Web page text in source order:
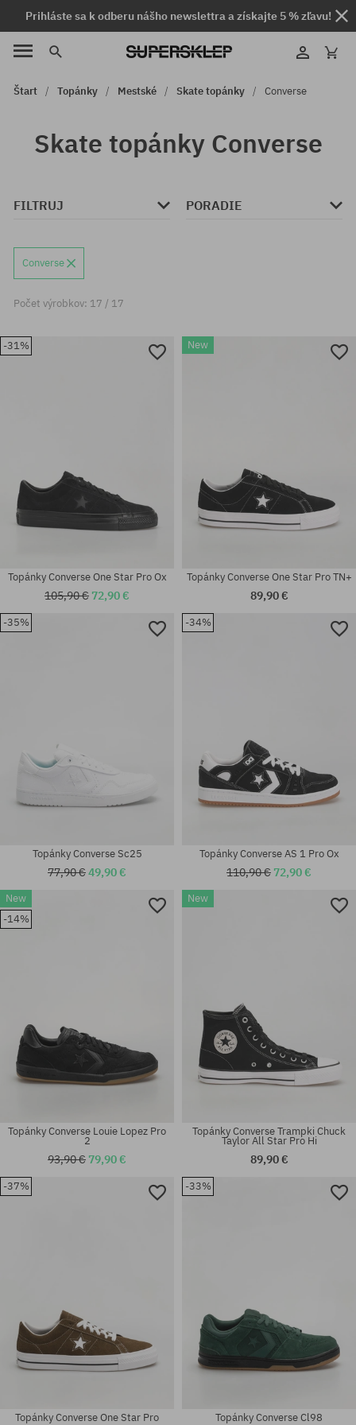
Prihláste sa k odberu nášho newslettra a získajte 5 % zľavu!
Štart Topánky Mestské Skate topánky Converse
Skate topánky Converse
FILTRUJ PORADIE
Converse
Počet výrobkov: 17 / 17
-31%
Dostupné veľkosti:
Topánky Converse One Star Pro Ox
105,90 € 72,90 €
New
Topánky Converse One Star Pro TN+
89,90 €
-35%
Topánky Converse Sc25
77,90 €49,90 €
-34%
Topánky Converse AS 1 Pro Ox
110,90 € 72,90 €
New
-14%
Topánky Converse Louie Lopez Pro
2
93,90 € 79,90 €
New
Topánky Converse Trampki Chuck
Taylor All Star Pro Hi
89,90 €
-37%
Topánky Converse One Star Pro
-33%
Topánky Converse Cl98